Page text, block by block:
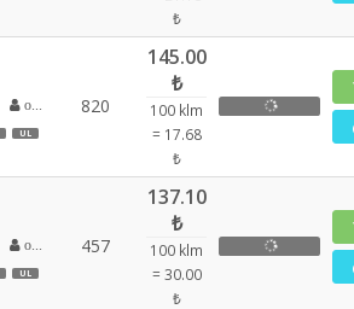
₺
UL
820
145.00
₺
100 klm
= 17.68
₺
UL
457
137.10
₺
100 klm
= 30.00
₺